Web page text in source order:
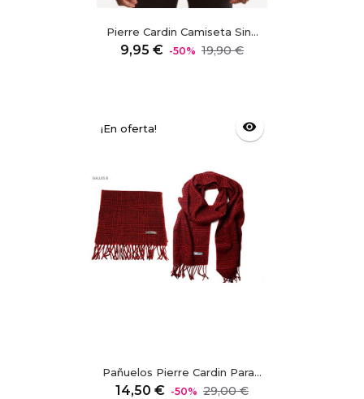
Pierre Cardin Camiseta Sin...
9,95 € Precio
-50% 19,90 €Precio
¡En oferta! visibility
Pañuelos Pierre Cardin Para...
14,50 € Precio
-50% 29,00 €Precio